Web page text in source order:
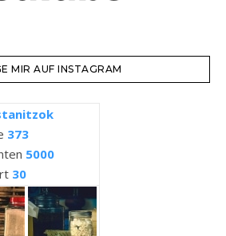
MIR AUF INSTAGRAM
373
5000
30